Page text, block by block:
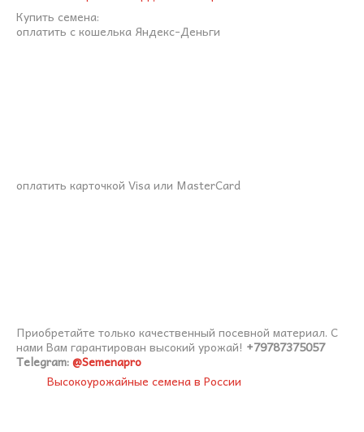
Купить семена:
оплатить с кошелька Яндекс-Деньги
оплатить карточкой Visa или MasterCard
Приобретайте только качественный посевной материал. С
нами Вам гарантирован высокий урожай! +79787375057
Telegram:@Semenapro
Высокоурожайные семена в России